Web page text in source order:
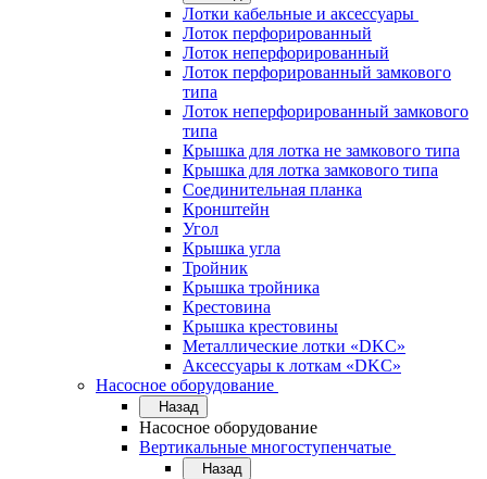
Лотки кабельные и аксессуары
Лоток перфорированный
Лоток неперфорированный
Лоток перфорированный замкового
типа
Лоток неперфорированный замкового
типа
Крышка для лотка не замкового типа
Крышка для лотка замкового типа
Соединительная планка
Кронштейн
Угол
Крышка угла
Тройник
Крышка тройника
Крестовина
Крышка крестовины
Металлические лотки «DKC»
Аксессуары к лоткам «DKC»
Насосное оборудование
Назад
Насосное оборудование
Вертикальные многоступенчатые
Назад